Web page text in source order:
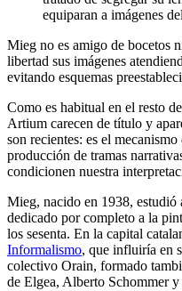
equiparan a imágenes
Mieg no es amigo de bocetos
libertad sus imágenes
evitando esquemas
Como es habitual en el resto
Artium carecen de título y
son recientes: es el
producción de tramas
condicionen nuestra
Mieg, nacido en 1938, estudió
dedicado por completo a la
los sesenta. En la capital
Informalismo, que influiría en
colectivo Orain, formado
de Elgea, Alberto Schommer